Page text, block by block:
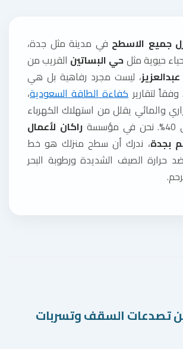
جميع الاسطح في مدينة مثل جدة،
حيوية مثلحي البساتين القريب من
، ليست مجرد رفاهية بل هي
لتقاريركفاءة الطاقة السعودية،
والمائي يقلل من استهلاك الكهرباء
راكان لأعمال
بجدة، ندرك أن سطح منزلك هو خط
حرارة الصيف الشديدة ورطوبة البحر
تصدعات السقف وتسربات